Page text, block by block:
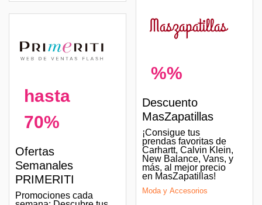
hasta
70%
Ofertas
Semanales
PRIMERITI
Promociones cada
%%
Descuento
MasZapatillas
¡Consigue tus
prendas favoritas de
Carhartt, Calvin Klein,
New Balance, Vans, y
más, al mejor precio
en MasZapatillas!
Moda y Accesorios